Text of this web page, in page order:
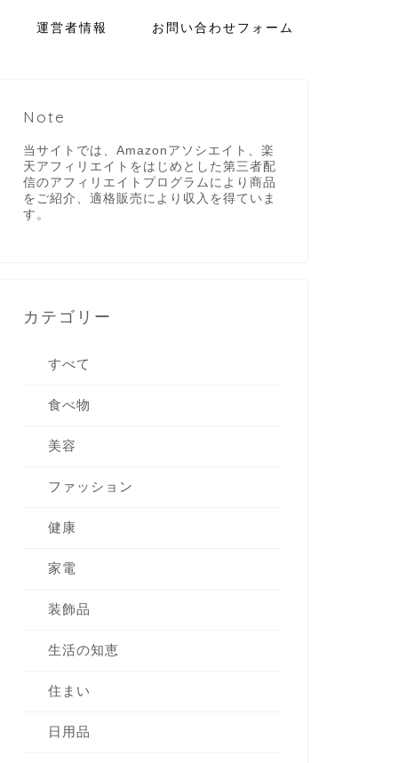
運営者情報 お問い合わせフォーム
Note
当サイトでは、Amazonアソシエイト、楽
天アフィリエイトをはじめとした第三者配
信のアフィリエイトプログラムにより商品
をご紹介、適格販売により収入を得ていま
す。
カテゴリー
すべて
食べ物
美容
ファッション
健康
家電
装飾品
生活の知恵
住まい
日用品